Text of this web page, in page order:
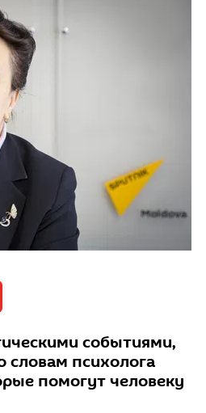
событиями,
словам психолога
помогут человеку